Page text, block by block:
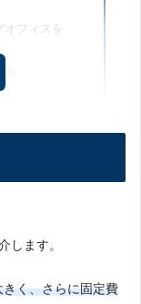
オフィスを
する際の
円あれば一
します。
く、さらに固定費